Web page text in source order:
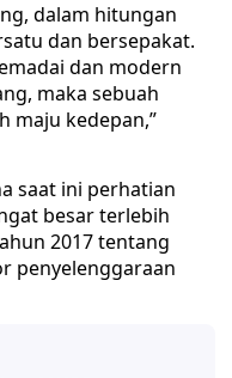
dalam hitungan
dan bersepakat.
dan modern
maka sebuah
maju kedepan,”
saat ini perhatian
besar terlebih
2017 tentang
penyelenggaraan